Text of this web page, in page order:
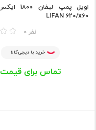
LIFAN 620/x60
0 نفر
خرید با دیجی‌کالا
تماس برای قیمت